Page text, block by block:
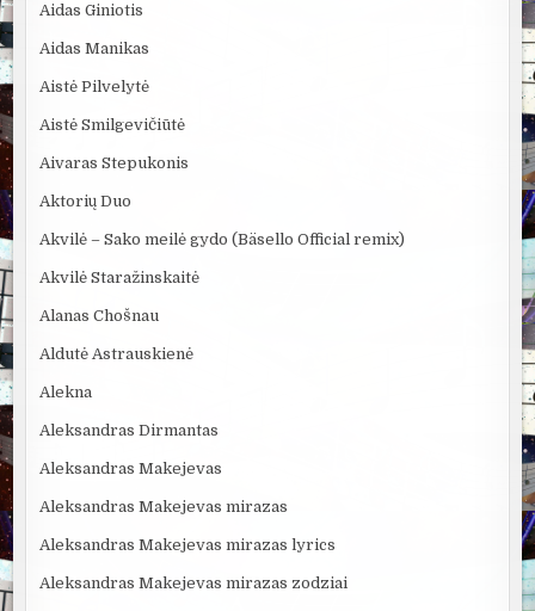
Aidas Giniotis
Aidas Manikas
Aistė Pilvelytė
Aistė Smilgevičiūtė
Aivaras Stepukonis
Aktorių Duo
Akvilė – Sako meilė gydo (Bäsello Official remix)
Akvilė Staražinskaitė
Alanas Chošnau
Aldutė Astrauskienė
Alekna
Aleksandras Dirmantas
Aleksandras Makejevas
Aleksandras Makejevas mirazas
Aleksandras Makejevas mirazas lyrics
Aleksandras Makejevas mirazas zodziai